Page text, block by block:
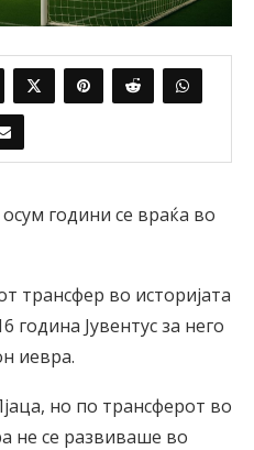
години се враќа во
трансфер во историјата
Јувентус за него
иевра.
но по трансферот во
не се развиваше во